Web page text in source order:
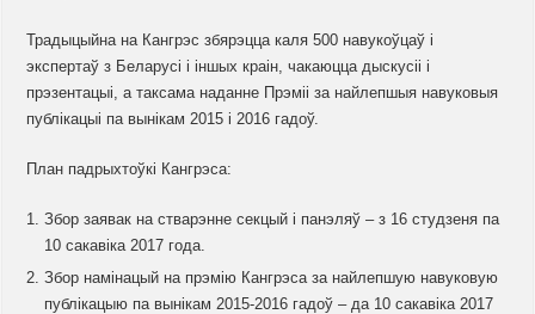
Традыцыйна на Кангрэс збярэцца каля 500 навукоўцаў і
экспертаў з Беларусі і іншых краін, чакаюцца дыскусіі і
прэзентацыі, а таксама наданне Прэміі за найлепшыя навуковыя
публікацыі па вынікам 2015 і 2016 гадоў.
План падрыхтоўкі Кангрэса:
Збор заявак на стварэнне секцый і панэляў – з 16 студзеня па
10 сакавіка 2017 года.
Збор намінацый на прэмію Кангрэса за найлепшую навуковую
публікацыю па вынікам 2015-2016 гадоў – да 10 сакавіка 2017